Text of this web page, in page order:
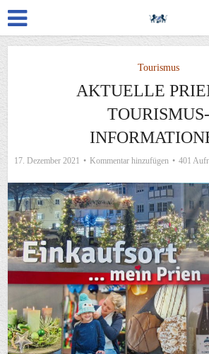
Tourismus
AKTUELLE
TOURISMUS-
17. Dezember 2021 Kommentar hinzufügen 401